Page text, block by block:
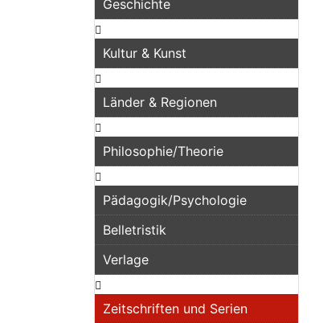
Geschichte
Kultur & Kunst
Länder & Regionen
Philosophie/Theorie
Pädagogik/Psychologie
Belletristik
Verlage
Zeitschriften und Serien